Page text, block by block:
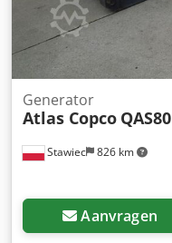
Stawiec 826 km
Generator
Atlas Copco QAS80
Aanvragen